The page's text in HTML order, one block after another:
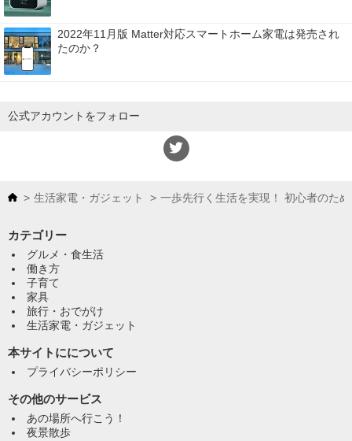
2022年11月版 Matter対応スマートホーム家電は発売され
たのか？
公式アカウントをフォロー
生活家電・ガジェット 一歩先行く生活を実現！ 初心者のた
カテゴリー
グルメ・食生活
働き方
子育て
家具
旅行・おでがけ
生活家電・ガジェット
本サイトにについて
プライバシーポリシー
その他のサービス
あの場所へ行こう！
夜景散歩